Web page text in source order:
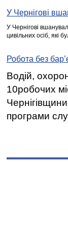
У Чернігові
У Чернігові
цивільних осіб, які
Робота без
Водій,
10робочих
програми